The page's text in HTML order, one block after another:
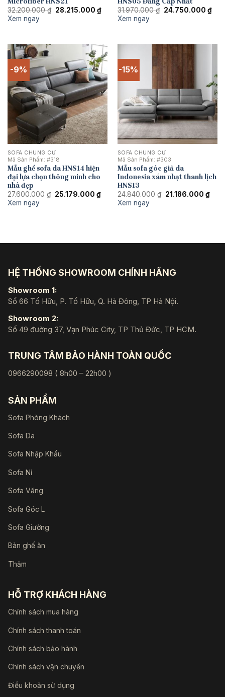
32.200.000₫ Giá
28.215.000 ₫Giá
hiện
Xem ngay
31.970.000₫ Giá
24.750.000 ₫Giá
hiện
Xem ngay
-9%
SOFA CHUNG CƯ
Mã Sản Phẩm: #318
Mẫu ghế sofa da HNS14 hiện
đại lựa chọn thông minh cho
nhà đẹp
27.600.000₫ Giá
25.179.000 ₫Giá
hiện
Xem ngay
-15%
SOFA CHUNG CƯ
Mã Sản Phẩm: #303
Mẫu sofa góc giả da
Indonesia xám nhạt thanh lịch
HNS13
24.840.000₫ Giá
21.186.000 ₫Giá
hiện
Xem ngay
HỆ THỐNG SHOWROOM CHÍNH HÃNG
Showroom 1:
Số 66 Tố Hữu, P. Tố Hữu, Q. Hà Đông, TP Hà Nội.
Showroom 2:
Số 49 đường 37, Vạn Phúc City, TP Thủ Đức, TP HCM.
TRUNG TÂM BẢO HÀNH TOÀN QUỐC
0966290098 ( 8h00 – 22h00 )
SẢN PHẨM
Sofa Phòng Khách
Sofa Da
Sofa Nhập Khẩu
Sofa Nỉ
Sofa Văng
Sofa Góc L
Sofa Giường
Bàn ghế ăn
Thảm
HỖ TRỢ KHÁCH HÀNG
Chính sách mua hàng
Chính sách thanh toán
Chính sách bảo hành
Chính sách vận chuyển
Điều khoản sử dụng